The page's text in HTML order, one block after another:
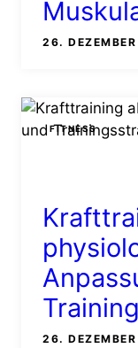
26.
FITNESS
26.